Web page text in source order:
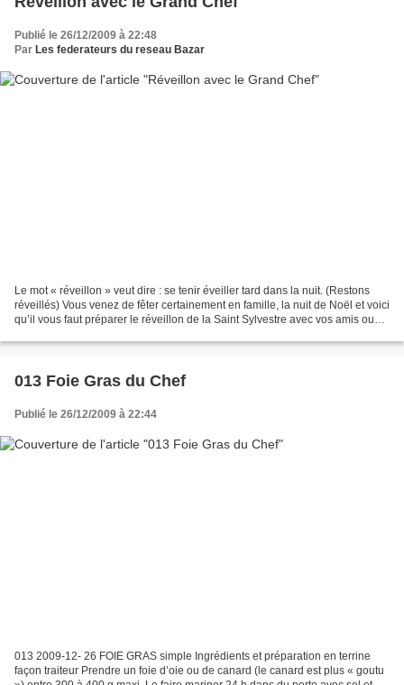
Publié le 26/12/2009 à 22:48
Par Les federateurs du reseau Bazar
Le mot « réveillon » veut dire : se tenir éveiller tard dans la nuit. (Restons
réveillés) Vous venez de fêter certainement en famille, la nuit de Noël et voici
qu’il vous faut préparer le réveillon de la Saint Sylvestre avec vos amis ou
013 Foie Gras du Chef
Publié le 26/12/2009 à 22:44
013 2009-12- 26 FOIE GRAS simple Ingrédients et préparation en terrine
façon traiteur Prendre un foie d’oie ou de canard (le canard est plus « goutu